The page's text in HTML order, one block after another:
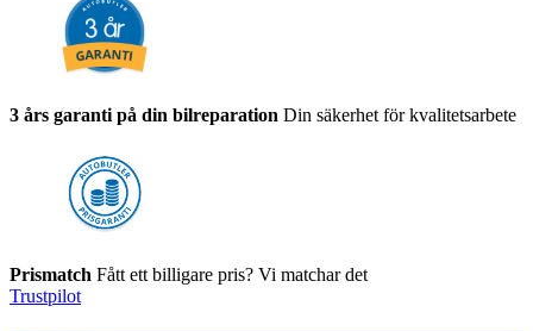
3 års garanti på din bilreparation Din säkerhet för kvalitetsarbete
Prismatch Fått ett billigare pris? Vi matchar det
Trustpilot